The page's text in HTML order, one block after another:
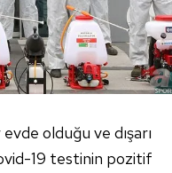
olduğu ve dışarı
19 testinin pozitif